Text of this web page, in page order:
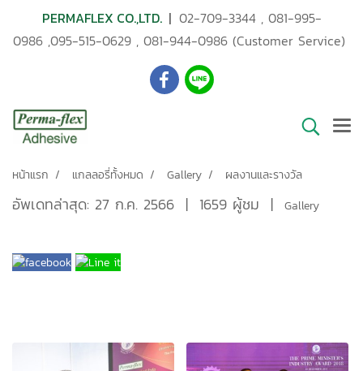
PERMAFLEX CO.,LTD. | 02-709-3344, 081-995-
0986 ,095-515-0629 , 081-944-0986 (Customer Service)
หน้าแรก แกลลอรี่ทั้งหมด Gallery ผลงานและรางวัล
อัพเดทล่าสุด: 27 ก.ค. 2566 | 1659 ผู้ชม | Gallery